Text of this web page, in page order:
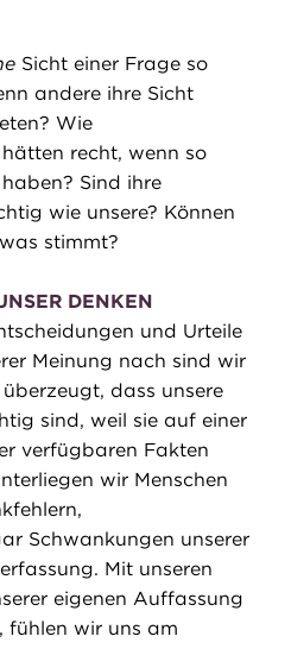
Sicht einer Frage so
andere ihre Sicht
Wie
hätten recht, wenn so
Sind ihre
wie unsere? Können
stimmt?
DENKEN
und Urteile
Meinung nach sind wir
dass unsere
sind, weil sie auf einer
verfügbaren Fakten
wir Menschen
Schwankungen unserer
Mit unseren
eigenen Auffassung
fühlen wir uns am